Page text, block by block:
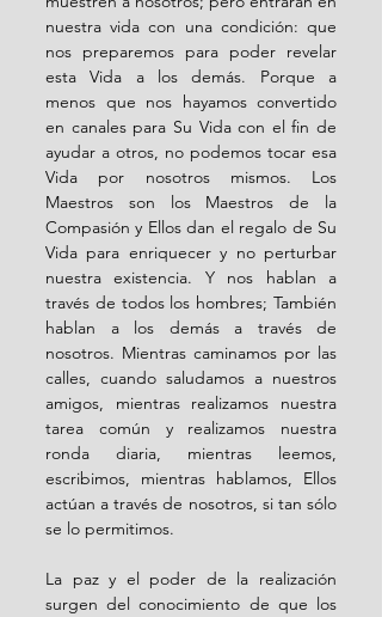
nuestra vida con una condición: que
nos preparemos para poder revelar
esta Vida a los demás. Porque a
menos que nos hayamos convertido
en canales para Su Vida con el fin de
ayudar a otros, no podemos tocar esa
Vida por nosotros mismos. Los
Maestros son los Maestros de la
Compasión y Ellos dan el regalo de Su
Vida para enriquecer y no perturbar
nuestra existencia. Y nos hablan a
través de todos los hombres; También
hablan a los demás a través de
nosotros. Mientras caminamos por las
calles, cuando saludamos a nuestros
amigos, mientras realizamos nuestra
tarea común y realizamos nuestra
ronda diaria, mientras leemos,
escribimos, mientras hablamos, Ellos
actúan a través de nosotros, si tan sólo
se lo permitimos.
La paz y el poder de la realización
surgen del conocimiento de que los